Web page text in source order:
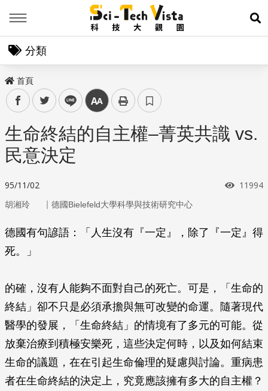
展
分類
首頁
facebooktwitter line 中
生命終結的自主權–菁英共識 vs.
民意決定
95/11/02 瀏覽次
11994
胡湘玲 ｜ 德國Bielefeld大學科學與技術研究中心
德國有句諺語：「人生沒有『一定』，除了『一定』得
死。」
的確，沒有人能夠不面對自己的死亡。可是，「生命的
終結」卻不只是必須承擔與無可改變的命運。隨著現代
醫學的發展，「生命終結」的情境有了多元的可能。從
放棄治療到積極安樂死，這些決定何時，以及如何結束
生命的議題，在在引起生命倫理的疑慮與討論。重病患
者在生命終結的決定上，究竟應該擁有多大的自主權？